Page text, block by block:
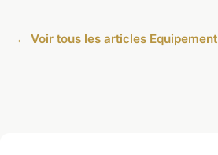
← Voir tous les articles Equipement